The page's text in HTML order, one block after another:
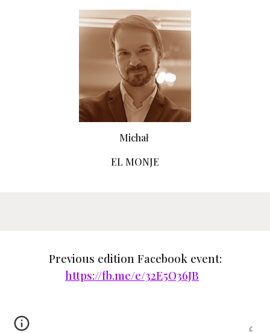
Michał
EL MONJE
Previous edition Facebook event:
https://fb.me/e/32E5O36JB
e